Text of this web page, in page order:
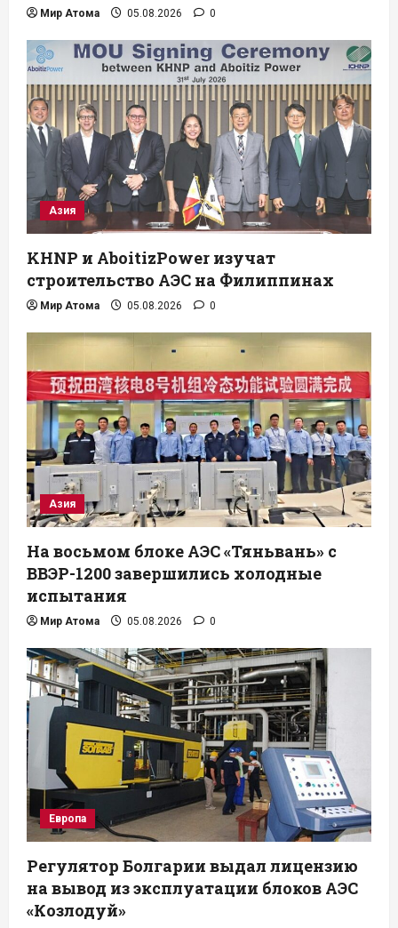
Мир Атома 05.08.2026 0
Азия
KHNP и AboitizPower изучат
строительство АЭС на Филиппинах
Мир Атома 05.08.2026 0
Азия
На восьмом блоке АЭС «Тяньвань» с
ВВЭР-1200 завершились холодные
испытания
Мир Атома 05.08.2026 0
Европа
Регулятор Болгарии выдал лицензию
на вывод из эксплуатации блоков АЭС
«Козлодуй»